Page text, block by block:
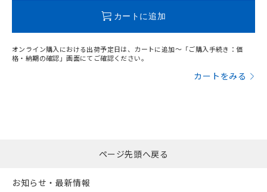
カートに追加
オンライン購入における出荷予定日は、カートに追加～「ご購入手続き：価
格・納期の確認」画面にてご確認ください。
カートをみる
ページ先頭へ戻る
お知らせ・最新情報